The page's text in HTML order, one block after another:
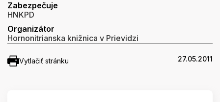
Zabezpečuje
HNKPD
Organizátor
Hornonitrianska knižnica v Prievidzi
Vytlačiť stránku 27.05.2011